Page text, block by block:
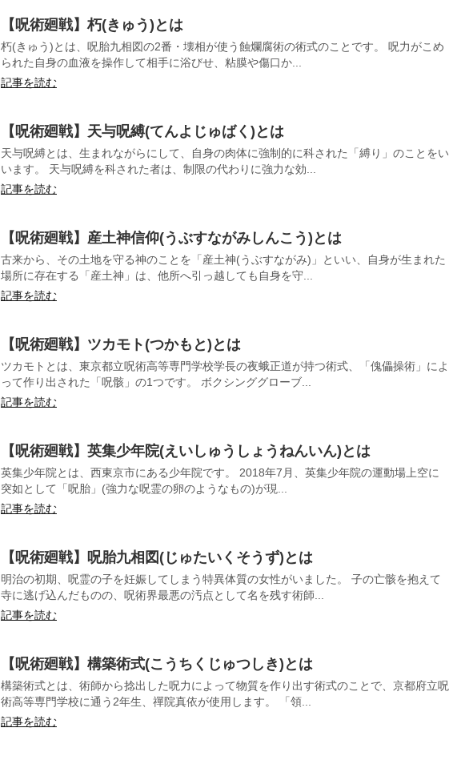
【呪術廻戦】朽(きゅう)とは
朽(きゅう)とは、呪胎九相図の2番・壊相が使う蝕爛腐術の術式のことです。 呪力がこめ
られた自身の血液を操作して相手に浴びせ、粘膜や傷口か...
記事を読む
【呪術廻戦】天与呪縛(てんよじゅばく)とは
天与呪縛とは、生まれながらにして、自身の肉体に強制的に科された「縛り」のことをい
います。 天与呪縛を科された者は、制限の代わりに強力な効...
記事を読む
【呪術廻戦】産土神信仰(うぶすながみしんこう)とは
古来から、その土地を守る神のことを「産土神(うぶすながみ)」といい、自身が生まれた
場所に存在する「産土神」は、他所へ引っ越しても自身を守...
記事を読む
【呪術廻戦】ツカモト(つかもと)とは
ツカモトとは、東京都立呪術高等専門学校学長の夜蛾正道が持つ術式、「傀儡操術」によ
って作り出された「呪骸」の1つです。 ボクシンググローブ...
記事を読む
【呪術廻戦】英集少年院(えいしゅうしょうねんいん)とは
英集少年院とは、西東京市にある少年院です。 2018年7月、英集少年院の運動場上空に
突如として「呪胎」(強力な呪霊の卵のようなもの)が現...
記事を読む
【呪術廻戦】呪胎九相図(じゅたいくそうず)とは
明治の初期、呪霊の子を妊娠してしまう特異体質の女性がいました。 子の亡骸を抱えて
寺に逃げ込んだものの、呪術界最悪の汚点として名を残す術師...
記事を読む
【呪術廻戦】構築術式(こうちくじゅつしき)とは
構築術式とは、術師から捻出した呪力によって物質を作り出す術式のことで、京都府立呪
術高等専門学校に通う2年生、禪院真依が使用します。 「領...
記事を読む